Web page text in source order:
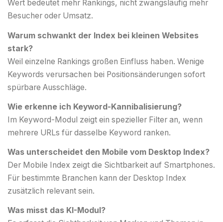
Wert bedeutet mehr Rankings, nicht zwangsläufig mehr
Besucher oder Umsatz.
Warum schwankt der Index bei kleinen Websites
stark?
Weil einzelne Rankings großen Einfluss haben. Wenige
Keywords verursachen bei Positionsänderungen sofort
spürbare Ausschläge.
Wie erkenne ich Keyword-Kannibalisierung?
Im Keyword-Modul zeigt ein spezieller Filter an, wenn
mehrere URLs für dasselbe Keyword ranken.
Was unterscheidet den Mobile vom Desktop Index?
Der Mobile Index zeigt die Sichtbarkeit auf Smartphones.
Für bestimmte Branchen kann der Desktop Index
zusätzlich relevant sein.
Was misst das KI-Modul?